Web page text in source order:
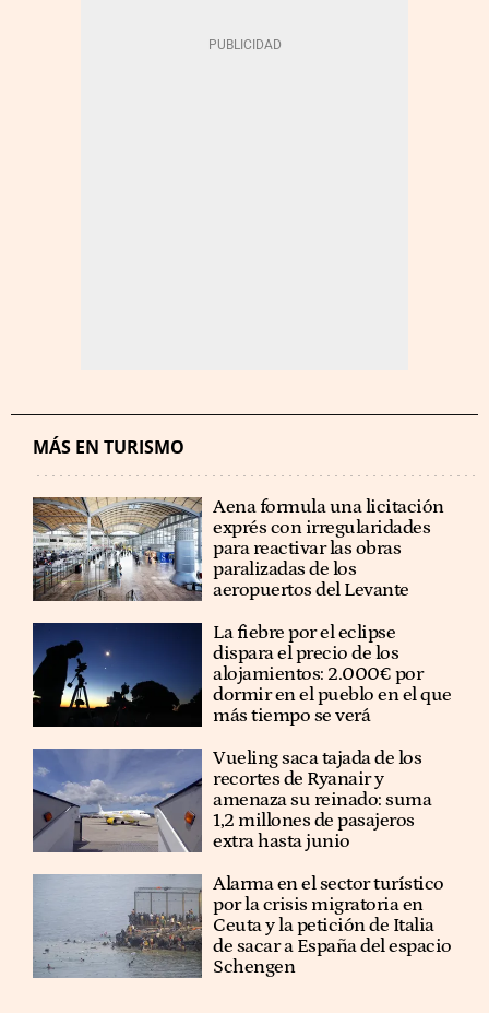
MÁS EN TURISMO
Aena formula una licitación
exprés con irregularidades
para reactivar las obras
paralizadas de los
aeropuertos del Levante
La fiebre por el eclipse
dispara el precio de los
alojamientos: 2.000€ por
dormir en el pueblo en el que
más tiempo se verá
Vueling saca tajada de los
recortes de Ryanair y
amenaza su reinado: suma
1,2 millones de pasajeros
extra hasta junio
Alarma en el sector turístico
por la crisis migratoria en
Ceuta y la petición de Italia
de sacar a España del espacio
Schengen